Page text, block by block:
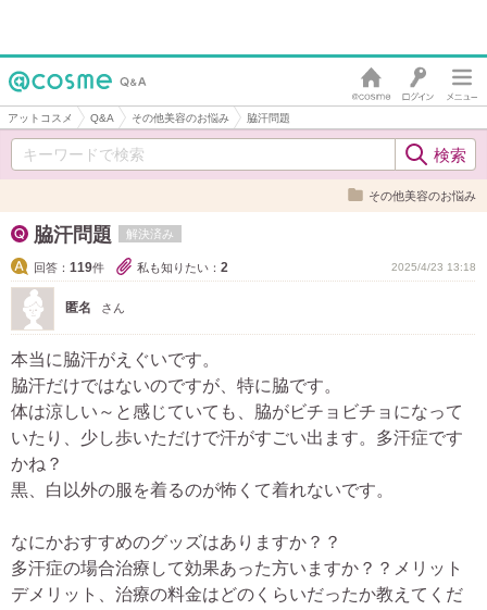
アットコスメ Q&A その他美容のお悩み 脇汗問題
その他美容のお悩み
脇汗問題 解決済み
回答： 119件 私も知りたい： 2 2025/4/23 13:18
匿名 さん
本当に脇汗がえぐいです。
脇汗だけではないのですが、特に脇です。
体は涼しい～と感じていても、脇がビチョビチョになって
いたり、少し歩いただけで汗がすごい出ます。多汗症です
かね？
黒、白以外の服を着るのが怖くて着れないです。
なにかおすすめのグッズはありますか？？
多汗症の場合治療して効果あった方いますか？？メリット
デメリット、治療の料金はどのくらいだったか教えてくだ